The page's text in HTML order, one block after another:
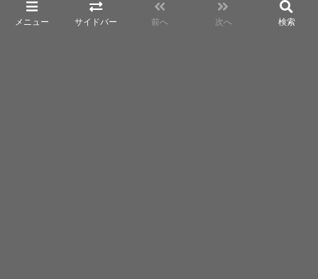
メニュー サイドバー 前へ 次へ 検索